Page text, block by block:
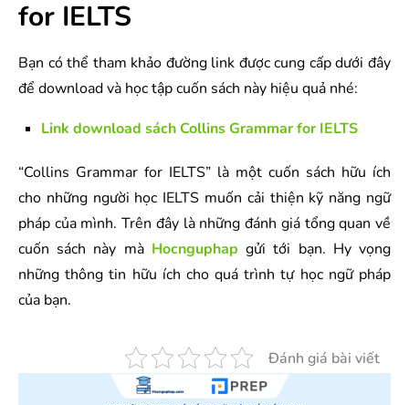
for IELTS
Bạn có thể tham khảo đường link được cung cấp dưới đây
để download và học tập cuốn sách này hiệu quả nhé:
Link download sách Collins Grammar for IELTS
“Collins Grammar for IELTS” là một cuốn sách hữu ích
cho những người học IELTS muốn cải thiện kỹ năng ngữ
pháp của mình. Trên đây là những đánh giá tổng quan về
cuốn sách này mà Hocnguphap gửi tới bạn. Hy vọng
những thông tin hữu ích cho quá trình tự học ngữ pháp
của bạn.
Đánh giá bài viết